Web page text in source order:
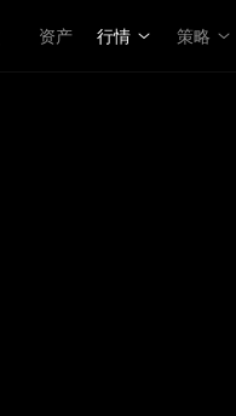
资产
行情 策略